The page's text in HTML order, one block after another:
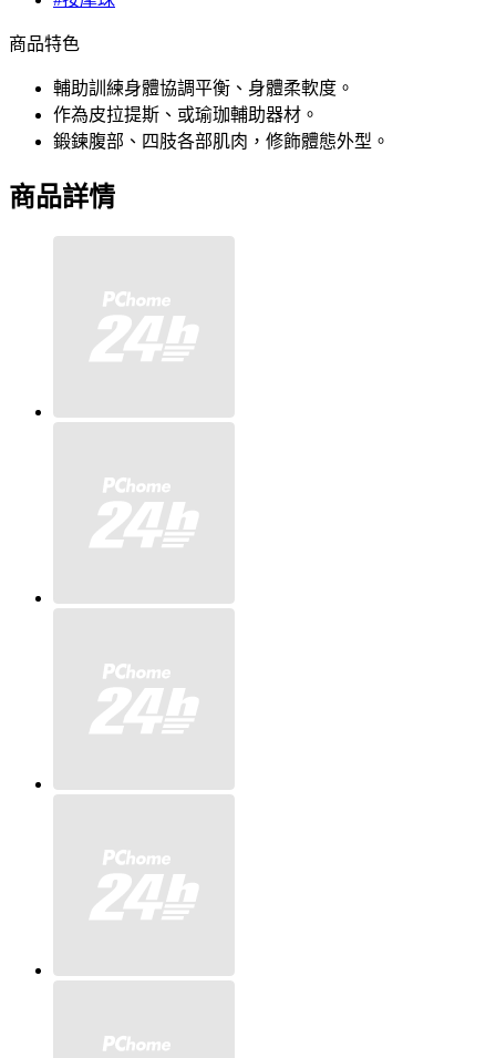
商品特色
輔助訓練身體協調平衡、身體柔軟度。
作為皮拉提斯、或瑜珈輔助器材。
鍛鍊腹部、四肢各部肌肉，修飾體態外型。
商品詳情